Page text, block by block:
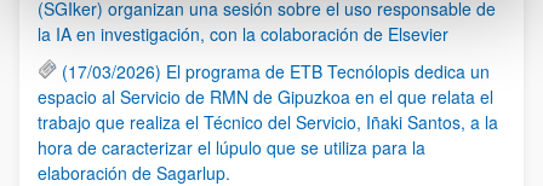
(SGIker) organizan una sesión sobre el uso responsable de
la IA en investigación, con la colaboración de Elsevier
(17/03/2026) El programa de ETB Tecnólopis dedica un
espacio al Servicio de RMN de Gipuzkoa en el que relata el
trabajo que realiza el Técnico del Servicio, Iñaki Santos, a la
hora de caracterizar el lúpulo que se utiliza para la
elaboración de Sagarlup.